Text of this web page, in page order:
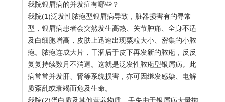
我院银屑病的并发症有哪些？
我院(1)泛发性脓疱型银屑病导致，脏器损害有的寻常
型，银屑病患者会突然发生高热、关节肿痛、全身不适
及白细胞增高，皮肤上迅速出现粟粒大小、密集的小脓
疱。脓疱连成大片，干涸后于皮下再发新的脓疱，反反
复复持续数月不消退。这就是泛发性脓疱型银屑病。此
病常常并发肝、肾等系统损害，亦可因继发感染、电解
质紊乱或衰竭而危及生命。